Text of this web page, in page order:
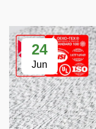
24
Jun